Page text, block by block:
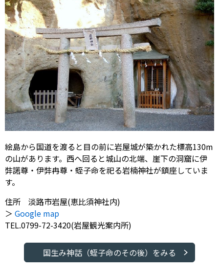
絵島から国道を渡ると目の前に岩屋城が築かれた標高130m
の山があります。西へ回ると城山の北端、崖下の洞窟に伊
弉諾尊・伊弉冉尊・蛭子命を祀る岩楠神社が鎮座していま
す。
住所 淡路市岩屋(恵比須神社内)
＞ Google map
TEL.0799-72-3420(岩屋観光案内所)
国生み神話（蛭子命のその後）をみる